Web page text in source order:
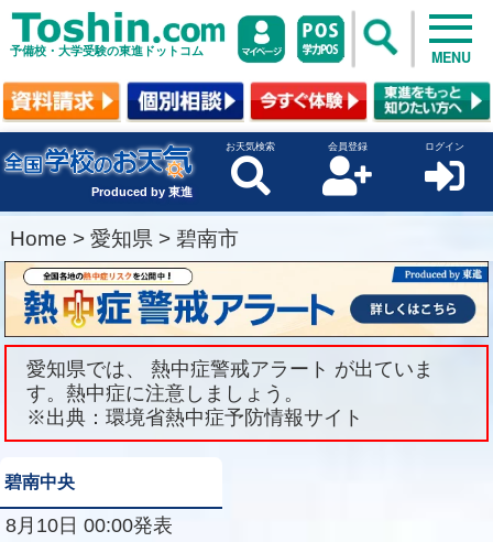
予備校・大学受験の東進ドットコム MENU
Produced by 東進
お天気検索 会員登録 ログイン
Home > 愛知県 > 碧南市
愛知県では、 熱中症警戒アラート が出ていま
す。熱中症に注意しましょう。
※出典：環境省熱中症予防情報サイト
碧南中央
8月10日 00:00発表